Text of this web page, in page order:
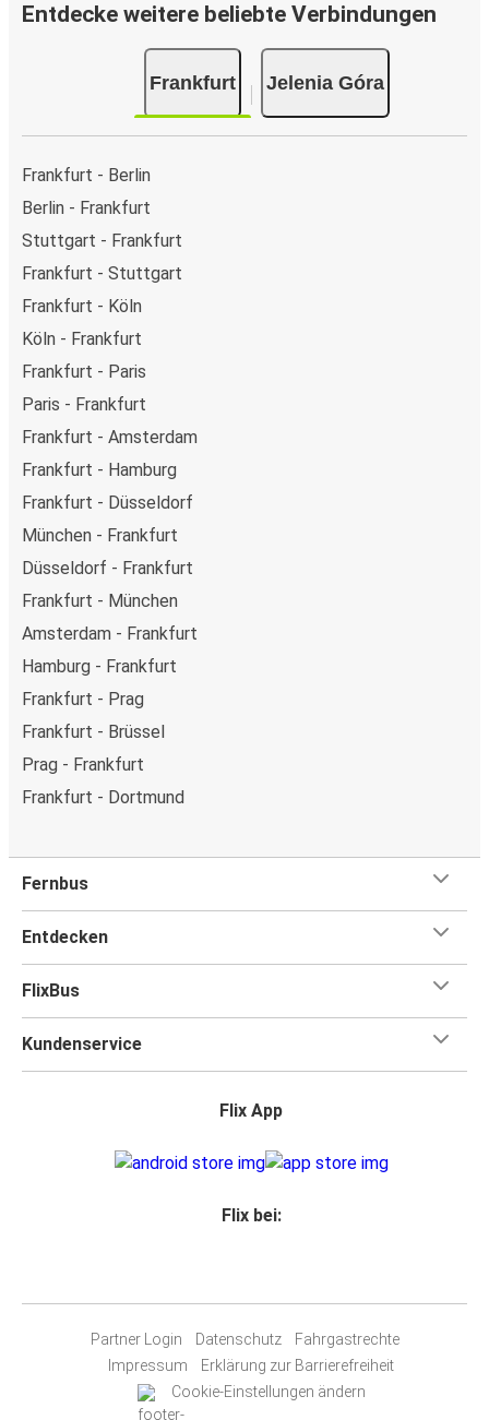
Entdecke weitere beliebte Verbindungen
Frankfurt Jelenia Góra
Frankfurt - Berlin
Berlin - Frankfurt
Stuttgart - Frankfurt
Frankfurt - Stuttgart
Frankfurt - Köln
Köln - Frankfurt
Frankfurt - Paris
Paris - Frankfurt
Frankfurt - Amsterdam
Frankfurt - Hamburg
Frankfurt - Düsseldorf
München - Frankfurt
Düsseldorf - Frankfurt
Frankfurt - München
Amsterdam - Frankfurt
Hamburg - Frankfurt
Frankfurt - Prag
Frankfurt - Brüssel
Prag - Frankfurt
Frankfurt - Dortmund
Fernbus
Entdecken
FlixBus
Kundenservice
Flix App
Flix bei:
Partner Login Datenschutz
Fahrgastrechte
Impressum
Erklärung zur Barrierefreiheit
Cookie-Einstellungen ändern